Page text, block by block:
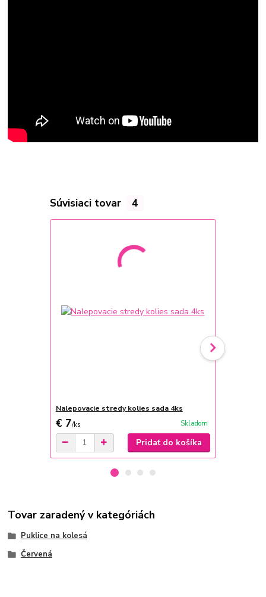
Súvisiaci tovar 4
Nalepovacie stredy kolies sada 4ks
€ 7/ks Skladom
Pridať do košíka
Tovar zaradený v kategóriách
Puklice na kolesá
Červená